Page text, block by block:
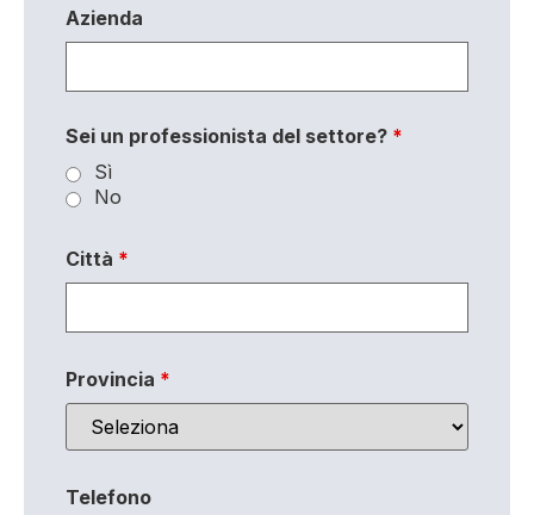
Azienda
Sei un professionista del settore? *
Sì
No
Città *
Provincia *
Telefono